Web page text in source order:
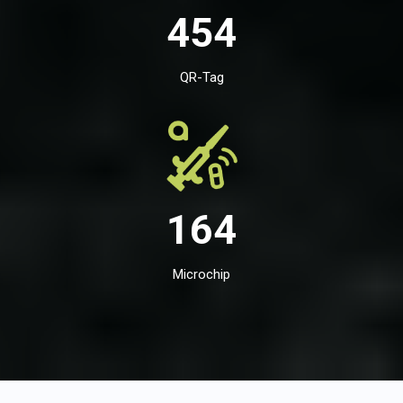
454
QR-Tag
164
Microchip